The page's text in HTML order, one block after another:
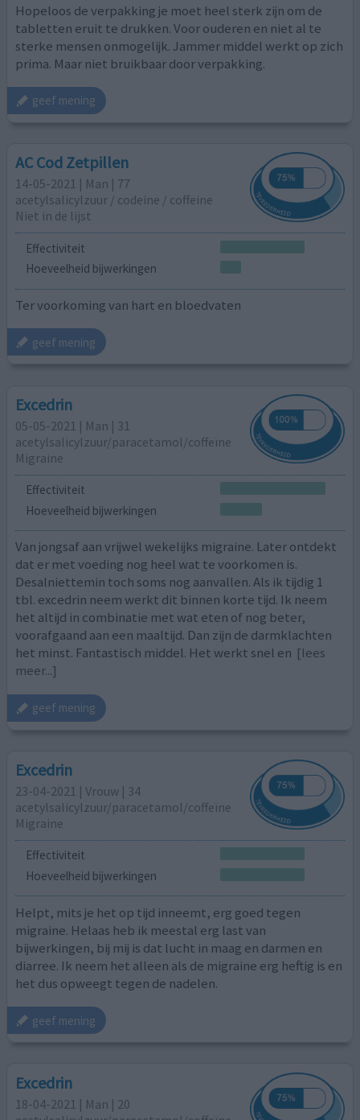
Hopeloos de verpakking je moet heel sterk zijn om de
tabletten eruit te drukken. Voor ouderen en niet al te
sterke mensen onmogelijk. Jammer middel werkt op zich
prima. Maar niet bruikbaar door verpakking.
geef mening
AC Cod Zetpillen
14-05-2021 | Man | 77
acetylsalicylzuur / codeine / coffeine
Niet in de lijst
Effectiviteit
Hoeveelheid bijwerkingen
Ter voorkoming van hart en bloedvaten
geef mening
Excedrin
05-05-2021 | Man | 31
acetylsalicylzuur/paracetamol/coffeïne
Migraine
Effectiviteit
Hoeveelheid bijwerkingen
Van jongsaf aan vrijwel wekelijks migraine. Later ontdekt
dat er met voeding nog heel wat te voorkomen is.
Desalniettemin toch soms nog aanvallen. Als ik tijdig 1
tbl. excedrin neem werkt dit binnen korte tijd. Ik neem
het altijd in combinatie met wat eten of nog beter,
voorafgaand aan een maaltijd. Dan zijn de darmklachten
het minst. Fantastisch middel. Het werkt snel en [lees
meer...]
geef mening
Excedrin
23-04-2021 | Vrouw | 34
acetylsalicylzuur/paracetamol/coffeïne
Migraine
Effectiviteit
Hoeveelheid bijwerkingen
Helpt, mits je het op tijd inneemt, erg goed tegen
migraine. Helaas heb ik meestal erg last van
bijwerkingen, bij mij is dat lucht in maag en darmen en
diarree. Ik neem het alleen als de migraine erg heftig is en
het dus opweegt tegen de nadelen.
geef mening
Excedrin
18-04-2021 | Man | 20